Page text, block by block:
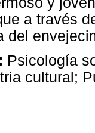
a través
del
Psicología
cultural;